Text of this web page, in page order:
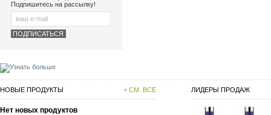
Подпишитесь на рассылку!
НОВЫЕ ПРОДУКТЫ + СМ. ВСЕ
Нет новых продуктов
ЛИДЕРЫ ПРОДАЖ